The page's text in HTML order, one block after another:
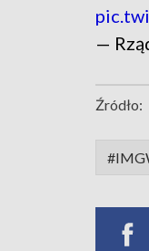
—
Źródło: